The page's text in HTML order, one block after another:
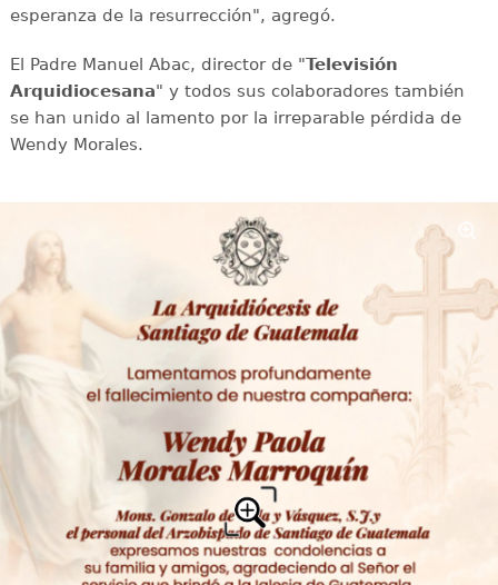
esperanza de la resurrección", agregó.
El Padre Manuel Abac, director de "Televisión
Arquidiocesana" y todos sus colaboradores también
se han unido al lamento por la irreparable pérdida de
Wendy Morales.